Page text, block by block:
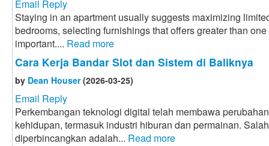
Email Reply
Staying in an apartment usually suggests maximizing
bedrooms, selecting furnishings that offers greater than
important.... Read more
Cara Kerja Bandar Slot dan Sistem di Baliknya
by Dean Houser(2026-03-25)
Email Reply
Perkembangan teknologi digital telah membawa
kehidupan, termasuk industri hiburan dan permainan.
diperbincangkan adalah... Read more